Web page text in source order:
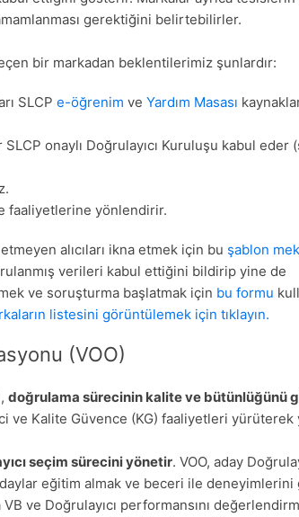
gerektiğini belirtebilirler.
bir markadan beklentilerimiz şunlardır:
SLCPe-öğrenim veYardım Masası
onaylı Doğrulayıcı Kuruluşu kabul eder
faaliyetlerine yönlendirir.
alıcıları ikna etmek için bu şablon
verileri kabul ettiğini bildirip yine de
ve soruşturma başlatmak için bu formu
listesini görüntülemek için tıklayın.
(VOO)
doğrulama sürecinin kalite ve bütünlüğünü
ve Kalite Güvence (KG) faaliyetleri yürüterek
seçim sürecini yönetir. VOO, aday
eğitim almak ve beceri ile deneyimlerini
VB ve Doğrulayıcı performansını